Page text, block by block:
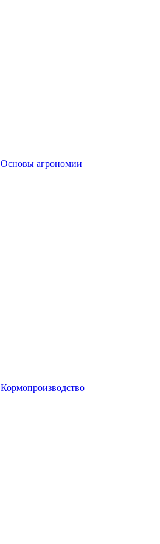
Основы агрономии
Кормопроизводство